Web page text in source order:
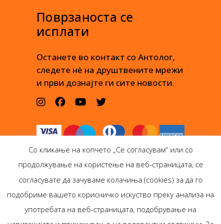
Поврзаноста се
исплати
Останете во контакт со Антолог,
следете нè на друштвените мрежи
и први дознајте ги сите новости.
Антолог Боокс дооел
Со кликање на копчето „Се согласувам“ или со
продолжување на користење на веб-страницата, се
согласувате да зачуваме колачиња (cookies) за да го
подобриме вашето корисничко искуство преку анализа на
употребата на веб-страницата, подобрување на